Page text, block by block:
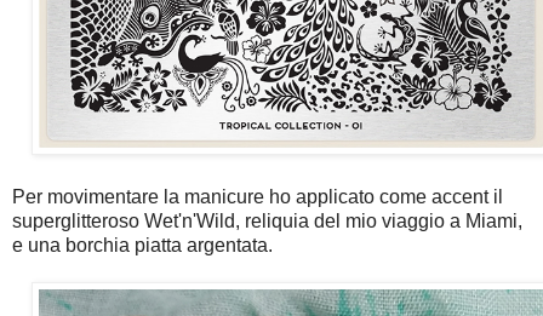
Per movimentare la manicure ho applicato come accent il
superglitteroso Wet'n'Wild, reliquia del mio viaggio a Miami,
e una borchia piatta argentata.